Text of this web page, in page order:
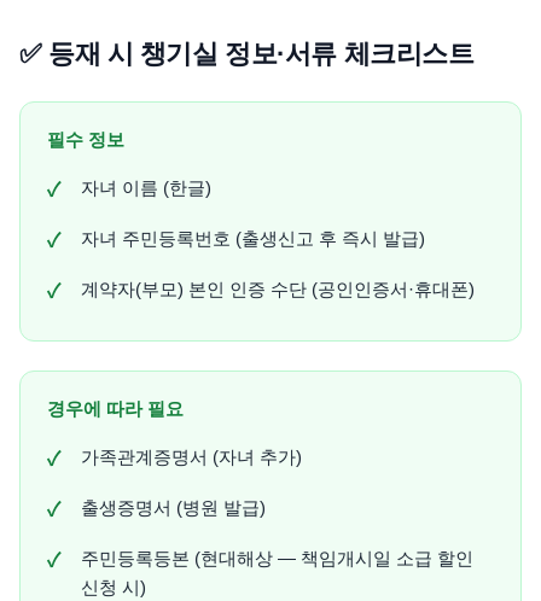
✅ 등재 시 챙기실 정보·서류 체크리스트
필수 정보
자녀 이름 (한글)
자녀 주민등록번호 (출생신고 후 즉시 발급)
계약자(부모) 본인 인증 수단 (공인인증서·휴대폰)
경우에 따라 필요
가족관계증명서 (자녀 추가)
출생증명서 (병원 발급)
주민등록등본 (현대해상 — 책임개시일 소급 할인
신청 시)